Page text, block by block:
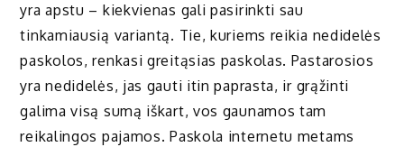
yra apstu – kiekvienas gali pasirinkti sau
tinkamiausią variantą. Tie, kuriems reikia nedidelės
paskolos, renkasi greitąsias paskolas. Pastarosios
yra nedidelės, jas gauti itin paprasta, ir grąžinti
galima visą sumą iškart, vos gaunamos tam
reikalingos pajamos. Paskola internetu metams